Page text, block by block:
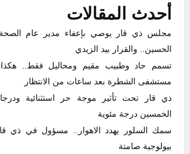
أحدث المقالات
مجلس ذي قار يوصي بإعفاء مدير عام
الحسين.. والقرار بيد الزيدي
تسمم حاد وطبيب مقيم ومحاليل فقط..
مستشفى الشطرة بعد ساعات من الانتظار
ذي قار تحت تأثير موجة حر استثنائية
الخمسين درجة مئوية
سمك السلور يهدد الاهوار.. مسؤول في ذي
بيولوجية صامتة